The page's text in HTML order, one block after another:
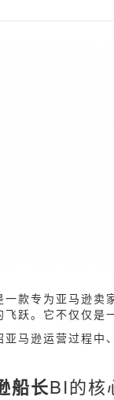
一款专为亚马逊卖
飞跃。它不仅仅是
亚马逊运营过程
船长BI的核